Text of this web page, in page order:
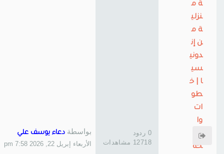
ة م
نزلي
ة م
ن إن
دوني
سي
ا | خ
طو
ات
وا
ض
حة
0 ردود
12718 مشاهدات
بواسطة دعاء يوسف علي
الأربعاء إبريل 22, 2026 7:58 pm